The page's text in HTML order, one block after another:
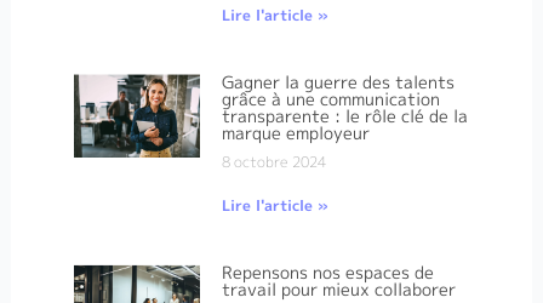
Lire l'article »
Gagner la guerre des talents
grâce à une communication
transparente : le rôle clé de la
marque employeur
8 octobre 2024
Lire l'article »
Repensons nos espaces de
travail pour mieux collaborer